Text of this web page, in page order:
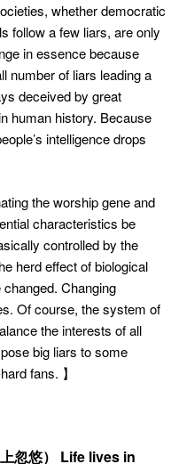
whether democratic
follow a few liars, are only
in essence because
number of liars leading a
deceived by great
human history. Because
intelligence drops
the worship gene and
characteristics be
controlled by the
herd effect of biological
Changing
Of course, the system of
the interests of all
big liars to some
fans. 】
忽悠） Life lives in